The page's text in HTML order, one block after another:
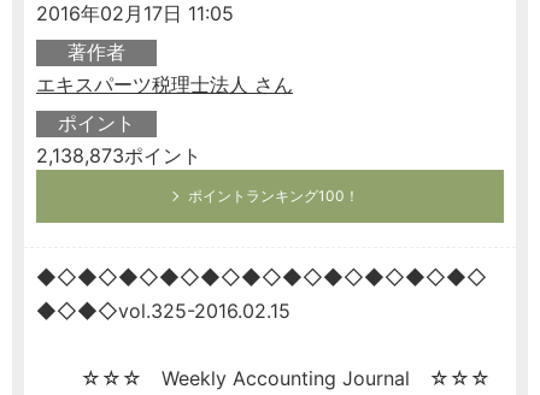
2016年02月17日 11:05
著作者
エキスパーツ税理士法人 さん
ポイント
2,138,873ポイント
ポイントランキング100！
◆◇◆◇◆◇◆◇◆◇◆◇◆◇◆◇◆◇◆◇◆◇
◆◇◆◇vol.325-2016.02.15
☆☆☆ Weekly Accounting Journal ☆☆☆